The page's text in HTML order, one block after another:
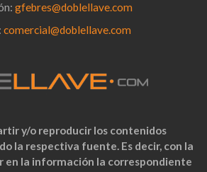
gfebres@doblellave.com
comercial@doblellave.com
y/o reproducir los contenidos
la respectiva fuente. Es decir, con la
en la información la correspondiente